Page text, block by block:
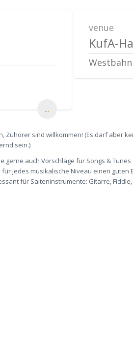
...
venue
KufA-
Zuhörer sind willkommen! (Es darf aber
sein.)
gerne auch Vorschläge für Songs &
jedes musikalische Niveau einen guten
für Saiteninstrumente: Gitarre,